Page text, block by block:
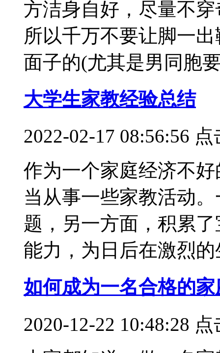
方洁身自好，尽量不
所以千万不要让脚一
面子的(尤其是男同胞
大学生家教经验总结
2022-02-17 08:56:56
作为一个家庭经济不
当从事一些家教活动
题，另一方面，积累
能力，为日后在激烈的
如何成为一名合格的
2020-12-22 10:48:28